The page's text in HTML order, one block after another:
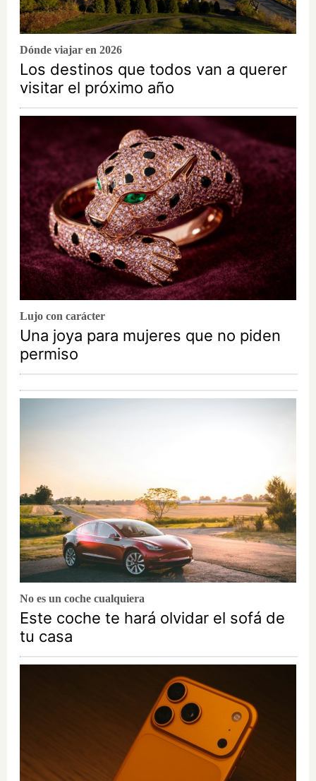
Dónde viajar en 2026
Los destinos que todos van a querer
visitar el próximo año
Lujo con carácter
Una joya para mujeres que no piden
permiso
No es un coche cualquiera
Este coche te hará olvidar el sofá de
tu casa